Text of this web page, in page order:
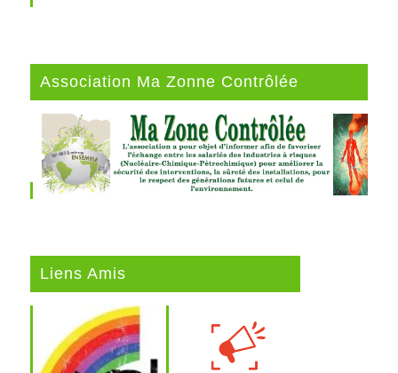
Association Ma Zonne Contrôlée
Liens Amis